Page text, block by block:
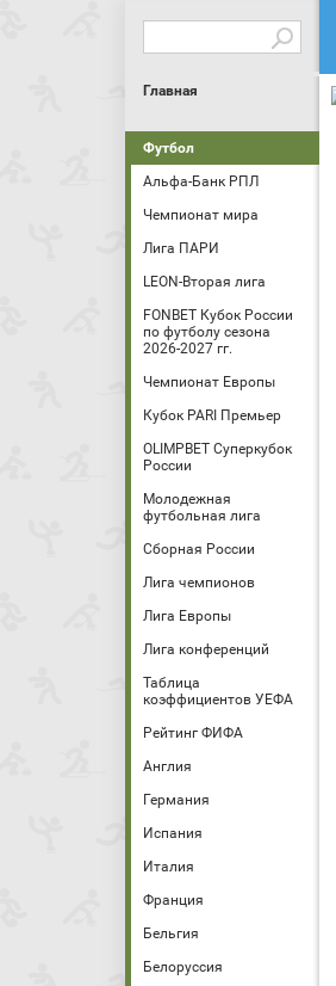
Главная
Футбол
Альфа-Банк РПЛ
Чемпионат мира
Лига ПАРИ
LEON-Вторая лига
FONBET Кубок России
по футболу сезона
2026-2027 гг.
Чемпионат Европы
Кубок PARI Премьер
OLIMPBET Суперкубок
России
Молодежная
футбольная лига
Сборная России
Лига чемпионов
Лига Европы
Лига конференций
Таблица
коэффициентов УЕФА
Рейтинг ФИФА
Англия
Германия
Испания
Италия
Франция
Бельгия
Белоруссия